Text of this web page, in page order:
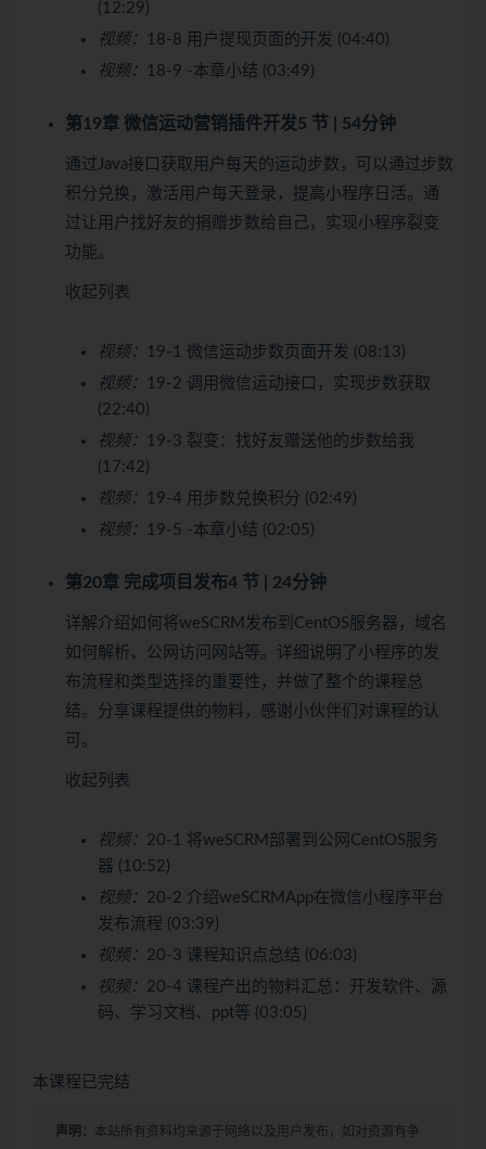
(12:29)
视频：
18-8 用户提现页面的开发 (04:40)
视频：
18-9 -本章小结 (03:49)
第19章 微信运动营销插件开发5 节 | 54分钟
通过Java接口获取用户每天的运动步数，可以通过步数
积分兑换，激活用户每天登录，提高小程序日活。通
过让用户找好友的捐赠步数给自己，实现小程序裂变
功能。
收起列表
视频：
19-1 微信运动步数页面开发 (08:13)
视频：
19-2 调用微信运动接口，实现步数获取
(22:40)
视频：
19-3 裂变：找好友赠送他的步数给我
(17:42)
视频：
19-4 用步数兑换积分 (02:49)
视频：
19-5 -本章小结 (02:05)
第20章 完成项目发布4 节 | 24分钟
详解介绍如何将weSCRM发布到CentOS服务器，域名
如何解析、公网访问网站等。详细说明了小程序的发
布流程和类型选择的重要性，并做了整个的课程总
结。分享课程提供的物料，感谢小伙伴们对课程的认
可。
收起列表
视频： 20-1 将weSCRM部署到公网CentOS服务
器 (10:52)
视频： 20-2 介绍weSCRMApp在微信小程序平台
发布流程 (03:39)
视频： 20-3 课程知识点总结 (06:03)
视频： 20-4 课程产出的物料汇总：开发软件、源
码、学习文档、ppt等 (03:05)
本课程已完结
声明： 本站所有资料均来源于网络以及用户发布，如对资源有争